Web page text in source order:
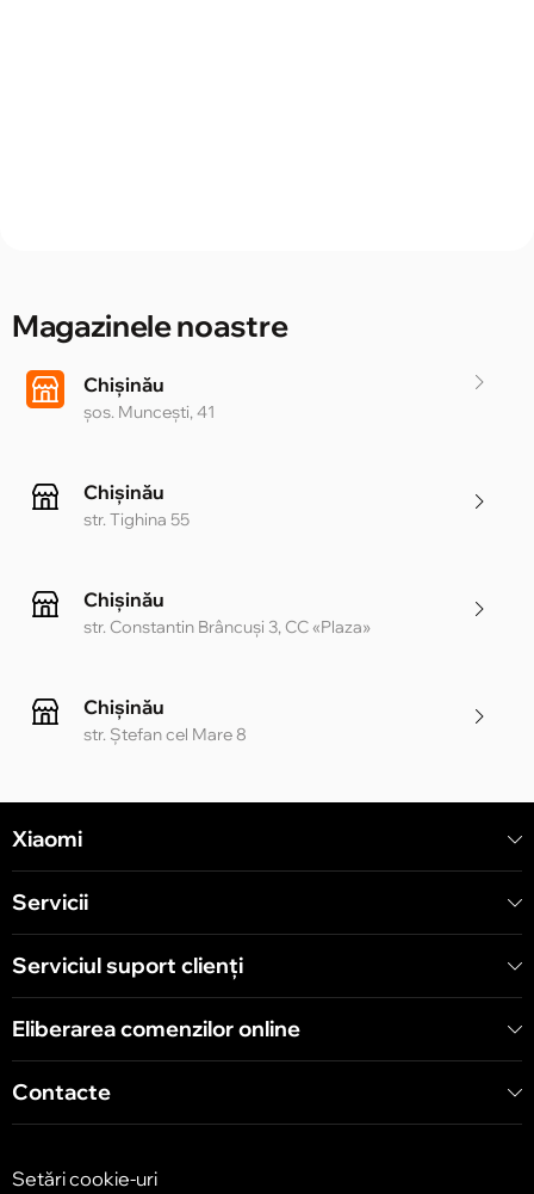
Magazinele noastre
Chișinău
șos. Muncești, 41
Chișinău
str. Tighina 55
Chișinău
str. Constantin Brâncuși 3, CC «Plaza»
Chișinău
str. Ștefan cel Mare 8
Chișinău
str. Arborilor 21, CC «Shopping MallDova»
Xiaomi
Servicii
Serviciul suport clienţi
Eliberarea comenzilor online
Contacte
Setări cookie-uri